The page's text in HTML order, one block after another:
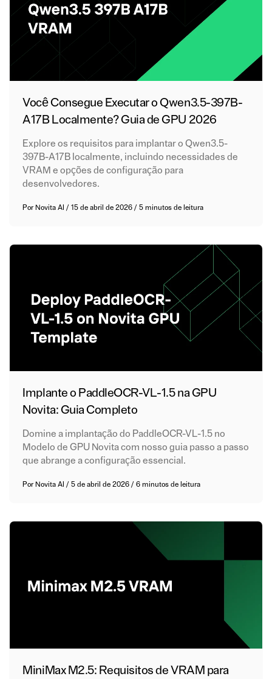
Você Consegue Executar o Qwen3.5-397B-
A17B Localmente? Guia de GPU 2026
Explore os requisitos para implantar o Qwen3.5-
397B-A17B localmente, incluindo necessidades de
VRAM e opções de configuração para
desenvolvedores.
Por Novita AI /15 de abril de 2026/5 minutos de leitura
Implante o PaddleOCR-VL-1.5 na GPU
Novita: Guia Completo
Domine a implantação do PaddleOCR-VL-1.5 no
Modelo de GPU Novita com nosso guia passo a passo
que abrange a configuração essencial.
Por Novita AI /5 de abril de 2026/6 minutos de leitura
MiniMax M2.5: Requisitos de VRAM para